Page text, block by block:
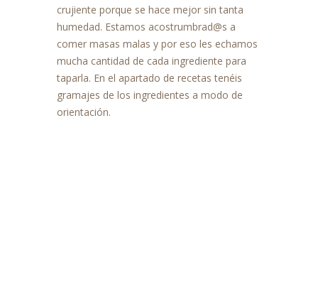
crujiente porque se hace mejor sin tanta
humedad. Estamos acostrumbrad@s a
comer masas malas y por eso les echamos
mucha cantidad de cada ingrediente para
taparla. En el apartado de recetas tenéis
gramajes de los ingredientes a modo de
orientación.